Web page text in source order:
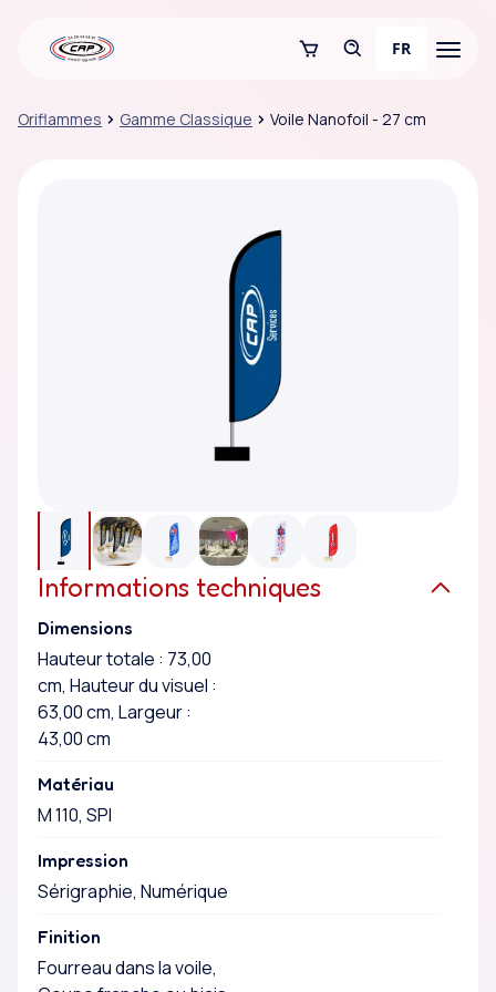
FR
Oriflammes Gamme Classique Voile Nanofoil - 27 cm
Informations techniques
Dimensions
Hauteur totale : 73,00
cm, Hauteur du visuel :
63,00 cm, Largeur :
43,00 cm
Matériau
M 110, SPI
Impression
Sérigraphie, Numérique
Finition
Fourreau dans la voile,